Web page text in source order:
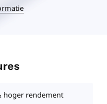
hoger rendement